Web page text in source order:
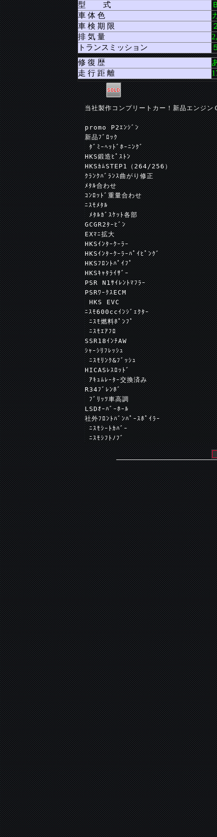
型 式
車 体 色
車 検 期 限
排 気 量
トランスミッション
修 復 歴
走 行 距 離
当社製作コンプリートカー！新品エンジ
promo P2ｴﾝｼﾞﾝ
新品ﾌﾞﾛｯｸ
ﾀﾞﾐｰﾍｯﾄﾞﾎｰﾆﾝｸﾞ
HKS鍛造ﾋﾟｽﾄﾝ
HKSｶﾑSTEP1（264/256）
ｸﾗﾝｸﾊﾞﾗﾝｽ曲がり修正
ﾒﾀﾙ合わせ
ｺﾝﾛｯﾄﾞ重量合わせ
ﾆｽﾓﾒﾀﾙ
ﾒﾀﾙｶﾞｽｹｯﾄ各部
GCGR2ﾀｰﾋﾞﾝ
EXﾏﾆ拡大
HKSｲﾝﾀｰｸｰﾗｰ
HKSｲﾝﾀｰｸｰﾗｰﾊﾟｲﾋﾟﾝｸﾞ
HKSﾌﾛﾝﾄﾊﾟｲﾌﾟ
HKSｷｬﾀﾗｲｻﾞｰ
PSR N1ｻｲﾚﾝﾄﾏﾌﾗｰ
PSRﾜｰｸｽECM
HKS EVC
ﾆｽﾓ600ccｲﾝｼﾞｪｸﾀｰ
ﾆｽﾓ燃料ﾎﾟﾝﾌﾟ
ﾆｽﾓｴｱﾌﾛ
SSR18ｲﾝﾁAW
ｼｬｰｼﾘﾌﾚｯｼｭ
ﾆｽﾓﾘﾝｸ&ﾌﾞｯｼｭ
HICASﾚｽﾛｯﾄﾞ
ｱｷｭﾑﾚｰﾀｰ交換済み
R34ﾌﾞﾚﾝﾎﾞ
ﾌﾞﾘｯﾂ車高調
LSDｵｰﾊﾞｰﾎｰﾙ
社外ﾌﾛﾝﾄﾊﾞﾝﾊﾟｰｽﾎﾟｲﾗｰ
ﾆｽﾓｼｰﾄｶﾊﾞｰ
ﾆｽﾓｼﾌﾄﾉﾌﾞ
ﾀﾞｯｼｭﾎﾞｰﾄﾞ張替え
ｽﾃｱﾘﾝｸﾞ張替え
ﾘｱﾋﾟﾗｰﾌｨﾆｯｼｬｰ交換済み
ｸﾙｰｽﾞLEDﾍｯﾄﾞﾗｲﾄﾊﾞﾙﾌﾞ
LEDﾒｰﾀｰﾊﾞﾙﾌﾞ
LEDﾃｰﾙﾗﾝﾌﾟ
内外装・下廻りともにきれいです。
マスターキー＆スペアキー付属
製作後、2000km以下！
ラインオフ直前希少Ｈ７年式超最終型！
大事に乗っていただける方に、お譲りい